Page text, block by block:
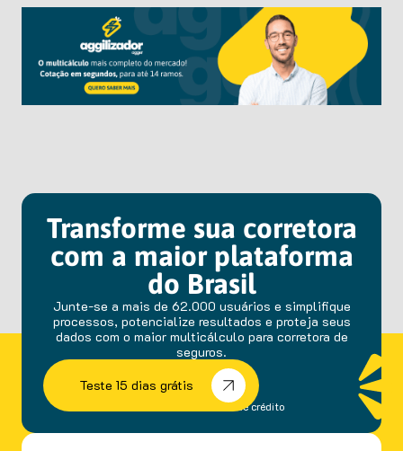
Transforme sua corretora
com a maior plataforma
do Brasil
Junte-se a mais de 62.000 usuários e simplifique
processos, potencialize resultados e proteja seus
dados com o maior multicálculo para corretora de
seguros.
Teste 15 dias grátis
sem fidelidade e cartão de crédito